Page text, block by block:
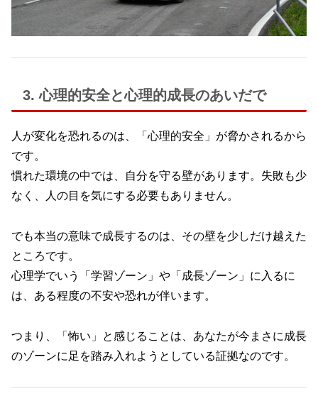
3. 心理的安全と心理的成長のあいだで
人が変化を恐れるのは、「心理的安全」が脅かされるから
です。
慣れた環境の中では、自分を守る壁があります。失敗も少
なく、人の目を気にする必要もありません。
でも本当の意味で成長するのは、その壁を少しだけ越えた
ところです。
心理学でいう「学習ゾーン」や「成長ゾーン」に入るに
は、ある程度の不安や恐れが伴います。
つまり、「怖い」と感じることは、あなたが今まさに成長
のゾーンに足を踏み入れようとしている証拠なのです。